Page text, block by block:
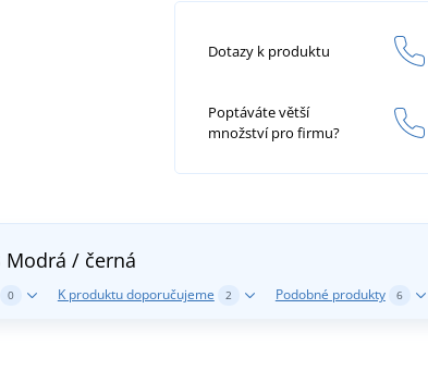
Dotazy k produktu
Poptáváte větší
množství pro firmu?
Modrá / černá
0 K produktu doporučujeme 2 Podobné produkty 6